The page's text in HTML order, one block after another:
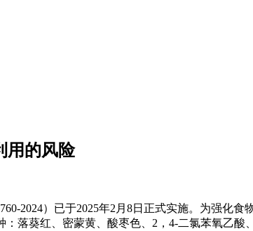
用的风险
）已于2025年2月8日正式实施。为强化食
落葵红、密蒙黄、酸枣色、2，4-二氯苯氧乙